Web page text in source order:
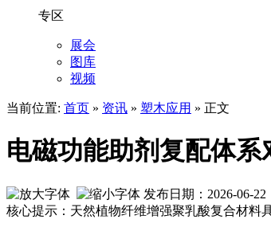
专区
展会
图库
视频
当前位置: 首页 » 资讯 » 塑木应用 » 正文
电磁功能助剂复配体
发布日期：2026-06-
核心提示：​天然植物纤维增强聚乳酸复合材料